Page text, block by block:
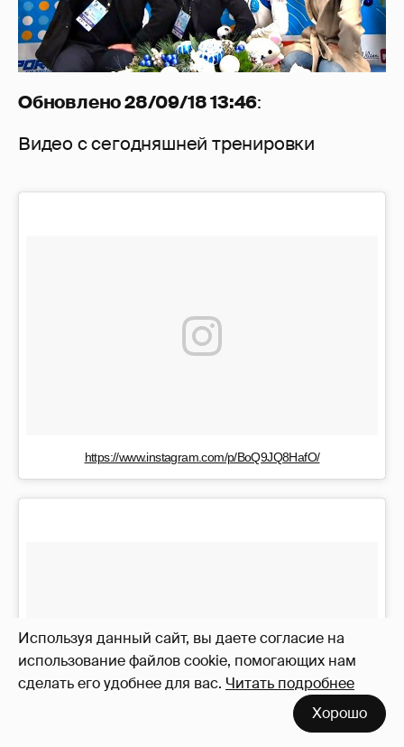
Используя данный сайт, вы даете согласие на
использование файлов cookie, помогающих нам
сделать его удобнее для вас. Читать подробнее
Хорошо
Обновлено 28/09/18 13:46:
Видео с сегодняшней тренировки
https://www.instagram.com/p/BoQ9JQ8HafO/